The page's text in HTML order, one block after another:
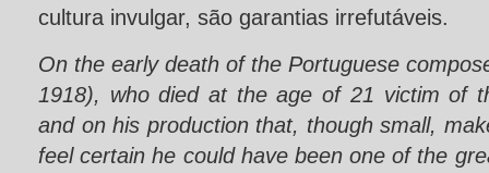
cultura invulgar, são garantias irrefutáveis.
On the early death of the Portuguese
1918), who died at the age of 21 victim of
and on his production that, though small,
feel certain he could have been one of the